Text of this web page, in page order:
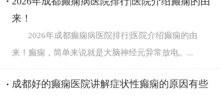
来！
2026年成都癫痫病医院排行|医院介绍癫痫的由
来！癫痫，简单来说就是大脑神经元异常放电。...
成都好的癫痫医院讲解症状性癫痫的原因有些